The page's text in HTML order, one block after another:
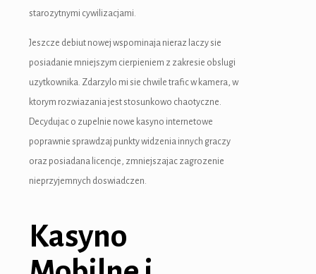
starozytnymi cywilizacjami.
Jeszcze debiut nowej wspominaja nieraz laczy sie
posiadanie mniejszym cierpieniem z zakresie obslugi
uzytkownika. Zdarzylo mi sie chwile trafic w kamera, w
ktorym rozwiazania jest stosunkowo chaotyczne.
Decydujac o zupelnie nowe kasyno internetowe
poprawnie sprawdzaj punkty widzenia innych graczy
oraz posiadana licencje, zmniejszajac zagrozenie
nieprzyjemnych doswiadczen.
Kasyno